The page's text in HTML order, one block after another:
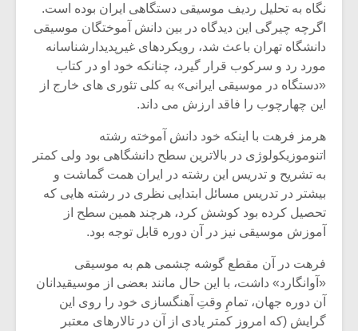
نگاه به تحلیل ردیف موسیقی دستگاهی ایران بوده است.
اگرچه چیرگی این دیدگاه در بین دانش آموختگان موسیقی
دانشگاه تهران باعث شد، رویکردهای غیرپدیدارشناسانه
مورد رد و سرکوب قرار گیرد، چنانکه خود او در کتاب
«دستگاه در موسیقی ایرانی» به کلی تئوری های خارج از
این چهارچوب را فاقد ارزش می داند.
هرمز فرهت با اینکه خود دانش آموخته رشته
اتنوموزیکولوژی در بالاترین سطح دانشگاهی بود ولی کمتر
به تشریح و تدریس این رشته در ایران همت گماشت و
بیشتر در تدریس مسائل ابتدایی نظری در رشته هایی که
تحصیل کرده بود کوشش کرد، هرچند همین سطح از
آموزش موسیقی نیز در آن دوره قابل توجه بود.
فرهت در آن مقطع گوشه چشمی هم به موسیقی
«آوانگارد» داشت، با این حال مانند بعضی از موسیقیدانان
آن دوره جهان، تمامِ وقتِ آهنگسازی خود را روی این
گرایش (که امروز کمتر یادی از آن در تالارهای معتبر